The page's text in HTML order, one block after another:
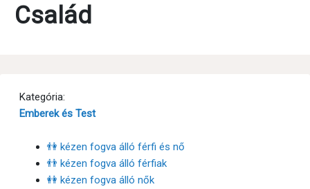
Család
Kategória:
Emberek és Test
👫 kézen fogva álló férfi és nő
👬 kézen fogva álló férfiak
👭 kézen fogva álló nők